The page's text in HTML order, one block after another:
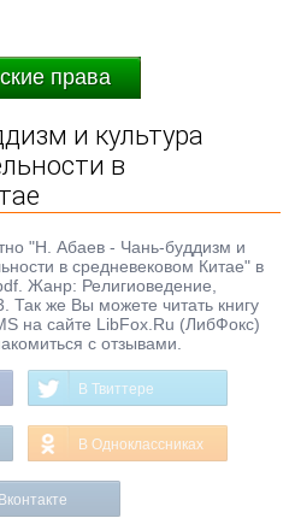
права
и культура
в
"Н. Абаев - Чань-буддизм и
в средневековом Китае" в
Жанр: Религиоведение,
Так же Вы можете читать книгу
на сайте LibFox.Ru (ЛибФокс)
с отзывами.
В Твиттере
В Одноклассниках